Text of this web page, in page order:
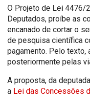
O Projeto de Lei 4476/
Deputados, proíbe as
encanado de cortar o
de pesquisa científica
pagamento. Pelo texto,
posteriormente pelas
A proposta, da
a Lei das Concessões